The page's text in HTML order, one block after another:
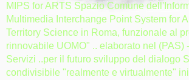
MIPS for ARTS Spazio Comune
Multimedia Interchange Point System for
Territory Science in Roma, funzionale al
rinnovabile UOMO" .. elaborato nel (PAS)
Servizi ..per il futuro sviluppo del dialogo
condivisibile "realmente e virtualmente"